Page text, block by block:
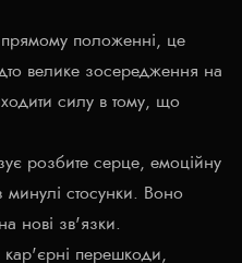
положенні, це
велике зосередження на
силу в тому, що
розбите серце, емоційну
минулі стосунки. Воно
нові зв'язки.
кар'єрні перешкоди,